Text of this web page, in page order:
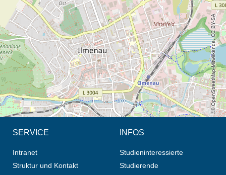
© OpenStreetMap-Mitwirkende, CC BY-SA
SERVICE
Intranet
Struktur und Kontakt
INFOS
Studieninteressierte
Studierende